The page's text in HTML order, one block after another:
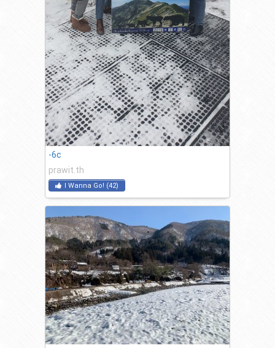
-6c
prawit.th
I Wanna Go! (42)